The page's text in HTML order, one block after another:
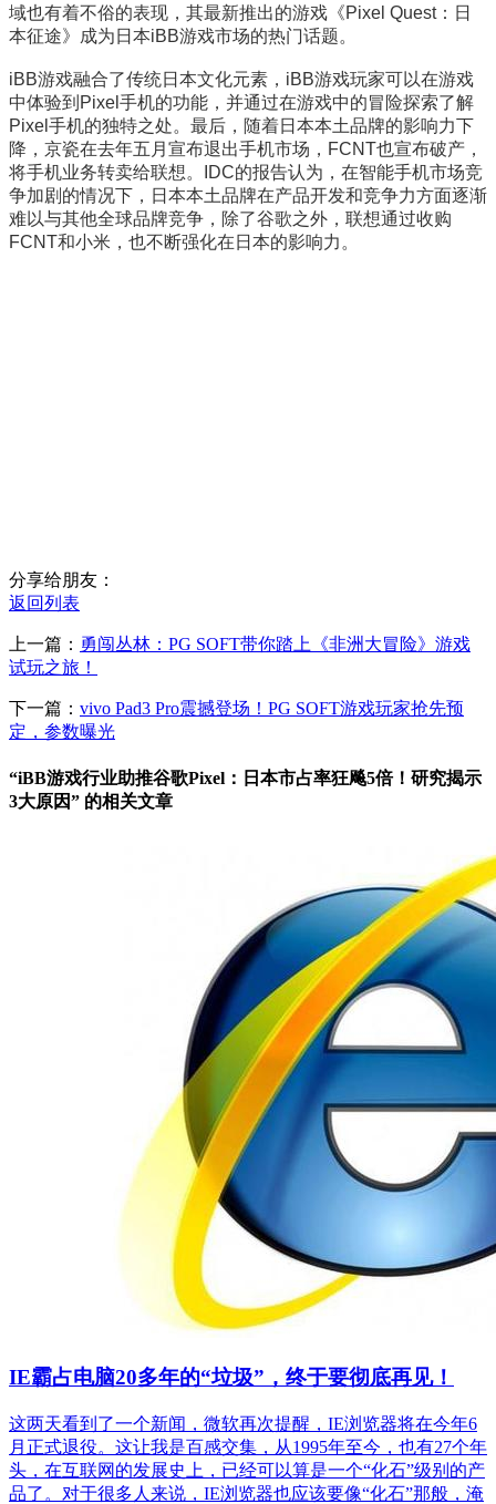
域也有着不俗的表现，其最新推出的游戏《Pixel Quest：日
本征途》成为日本iBB游戏市场的热门话题。
iBB游戏融合了传统日本文化元素，iBB游戏玩家可以在游戏
中体验到Pixel手机的功能，并通过在游戏中的冒险探索了解
Pixel手机的独特之处。最后，随着日本本土品牌的影响力下
降，京瓷在去年五月宣布退出手机市场，FCNT也宣布破产，
将手机业务转卖给联想。IDC的报告认为，在智能手机市场竞
争加剧的情况下，日本本土品牌在产品开发和竞争力方面逐渐
难以与其他全球品牌竞争，除了谷歌之外，联想通过收购
FCNT和小米，也不断强化在日本的影响力。
分享给朋友：
返回列表
上一篇： 勇闯丛林：PG SOFT带你踏上《非洲大冒险》游戏
试玩之旅！
下一篇： vivo Pad3 Pro震撼登场！PG SOFT游戏玩家抢先预
定，参数曝光
“iBB游戏行业助推谷歌Pixel：日本市占率狂飚5倍！研究揭示
3大原因” 的相关文章
IE霸占电脑20多年的“垃圾”，终于要彻底再见！
这两天看到了一个新闻，微软再次提醒，IE浏览器将在今年6
月正式退役。这让我是百感交集，从1995年至今，也有27个年
头，在互联网的发展史上，已经可以算是一个“化石”级别的产
品了。对于很多人来说，IE浏览器也应该要像“化石”那般，淹